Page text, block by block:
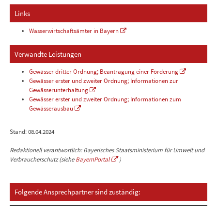
Links
Wasserwirtschaftsämter in Bayern
Verwandte Leistungen
Gewässer dritter Ordnung; Beantragung einer Förderung
Gewässer erster und zweiter Ordnung; Informationen zur
Gewässerunterhaltung
Gewässer erster und zweiter Ordnung; Informationen zum
Gewässerausbau
Stand: 08.04.2024
Redaktionell verantwortlich: Bayerisches Staatsministerium für Umwelt und
Verbraucherschutz (sieheBayernPortal )
Folgende Ansprechpartner sind zuständig: